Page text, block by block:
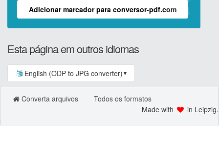
Adicionar marcador para conversor-pdf.com
Esta página em outros idiomas
English (ODP to JPG converter) ▼
Converta arquivos
Todos os formatos
Made with
in Leipzig.